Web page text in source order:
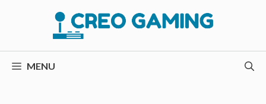
conteúdo
MENU